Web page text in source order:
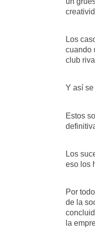
Los
cuando
club
Y así
Estos
Los
eso los
Por
de la
la